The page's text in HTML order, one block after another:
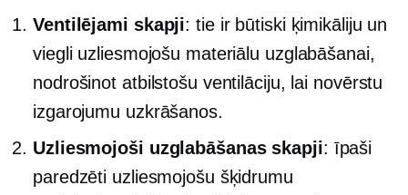
Ventilējami skapji: tie ir būtiski ķimikāliju un
viegli uzliesmojošu materiālu uzglabāšanai,
nodrošinot atbilstošu ventilāciju, lai novērstu
izgarojumu uzkrāšanos.
Uzliesmojoši uzglabāšanas skapji: īpaši
paredzēti uzliesmojošu šķidrumu